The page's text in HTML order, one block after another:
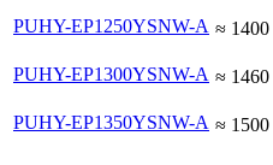
PUHY-EP1250YSNW-A ≈ 1400
PUHY-EP1300YSNW-A ≈ 1460
PUHY-EP1350YSNW-A ≈ 1500